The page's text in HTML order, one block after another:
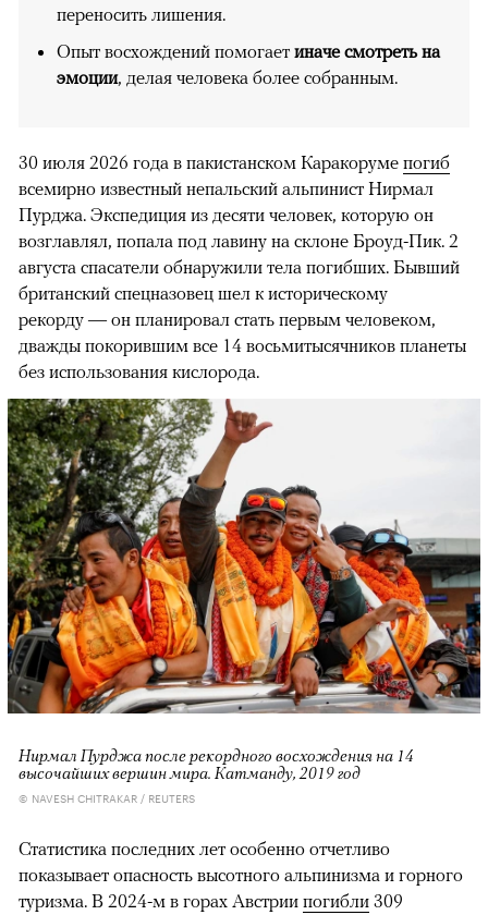
переносить лишения.
Опыт восхождений помогает иначе смотреть на
эмоции, делая человека более собранным.
30 июля 2026 года в пакистанском Каракоруме погиб
всемирно известный непальский альпинист Нирмал
Пурджа. Экспедиция из десяти человек, которую он
возглавлял, попала под лавину на склоне Броуд-Пик. 2
августа спасатели обнаружили тела погибших. Бывший
британский спецназовец шел к историческому
рекорду — он планировал стать первым человеком,
дважды покорившим все 14 восьмитысячников планеты
без использования кислорода.
Нирмал Пурджа после рекордного восхождения на 14
высочайших вершин мира. Катманду, 2019 год
© NAVESH CHITRAKAR / REUTERS
Статистика последних лет особенно отчетливо
показывает опасность высотного альпинизма и горного
туризма. В 2024-м в горах Австрии погибли 309